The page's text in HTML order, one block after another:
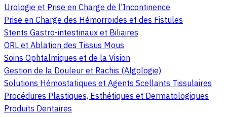
Urologie et Prise en Charge de l'Incontinence
Prise en Charge des Hémorroïdes et des Fistules
Stents Gastro-intestinaux et Biliaires
ORL et Ablation des Tissus Mous
Soins Ophtalmiques et de la Vision
Gestion de la Douleur et Rachis (Algologie)
Solutions Hémostatiques et Agents Scellants Tissulaires
Procédures Plastiques, Esthétiques et Dermatologiques
Produits Dentaires